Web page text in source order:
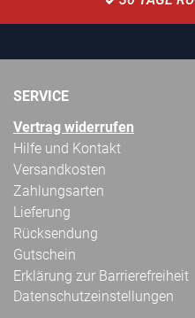
SERVICE
Vertrag widerrufen
Hilfe und Kontakt
Versandkosten
Zahlungsarten
Lieferung
Rücksendung
Gutschein
Erklärung zur Barrierefreiheit
Datenschutzeinstellungen